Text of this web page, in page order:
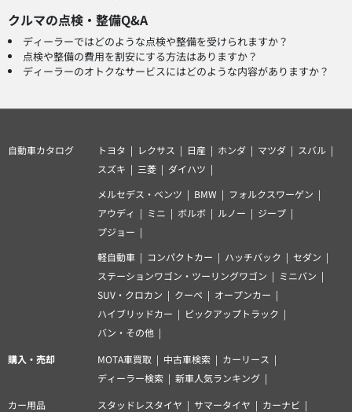
クルマの点検・整備Q&A
ディーラーではどのような点検や整備を受けられますか？
点検や整備の費用を割安にする方法はありますか？
ディーラーのオトクなサービスにはどのような内容がありますか？
自動車カタログ トヨタ レクサス 日産 ホンダ マツダ
スバル
スズキ
三菱
ダイハツ
メルセデス・ベンツ
BMW
フォルクスワーゲン
アウディ
ミニ ボルボ ルノー
ジープ
プジョー
軽自動車
コンパクトカー ハッチバック
セダン
ステーションワゴン・ツーリングワゴン
ミニバン
SUV・クロカン
クーペ
オープンカー
ハイブリッドカー
ピックアップトラック
バン・その他
購入・売却
MOTA車買取 中古車検索
カーリース
ディーラー検索
新車人気ランキング
カー用品
スタッドレスタイヤ サマータイヤ
カーナビ